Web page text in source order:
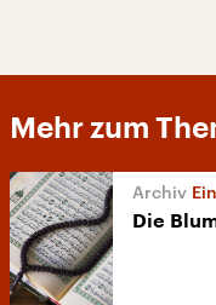
Mehr zum
Die